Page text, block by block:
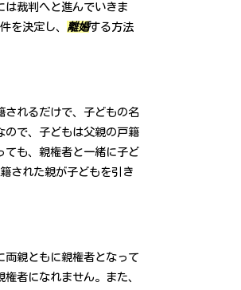
は裁判へと進んでいきま
を決定し、 離婚する方法
されるだけで、子どもの名
ので、子どもは父親の戸籍
ても、親権者と一緒に子ど
された親が子どもを引き
両親ともに親権者となって
者になれません。また、